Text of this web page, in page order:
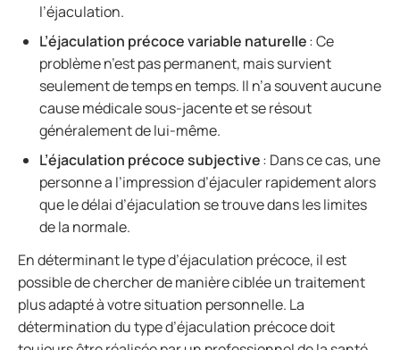
l’éjaculation.
L’éjaculation précoce variable naturelle: Ce
problème n’est pas permanent, mais survient
seulement de temps en temps. Il n’a souvent aucune
cause médicale sous-jacente et se résout
généralement de lui-même.
L’éjaculation précoce subjective: Dans ce cas, une
personne a l’impression d’éjaculer rapidement alors
que le délai d’éjaculation se trouve dans les limites
de la normale.
En déterminant le type d’éjaculation précoce, il est
possible de chercher de manière ciblée un traitement
plus adapté à votre situation personnelle. La
détermination du type d’éjaculation précoce doit